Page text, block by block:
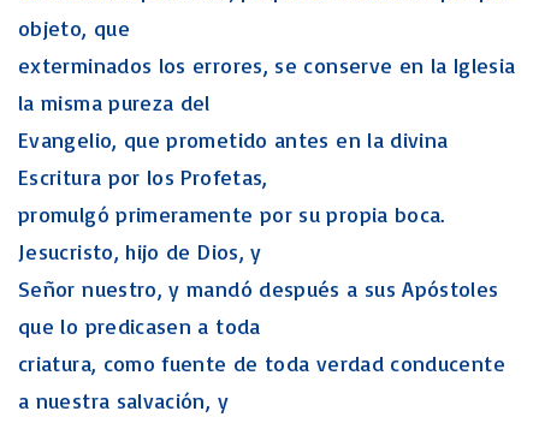
objeto, que
exterminados los errores, se conserve en la Iglesia
la misma pureza del
Evangelio, que prometido antes en la divina
Escritura por los Profetas,
promulgó primeramente por su propia boca.
Jesucristo, hijo de Dios, y
Señor nuestro, y mandó después a sus Apóstoles
que lo predicasen a toda
criatura, como fuente de toda verdad conducente
a nuestra salvación, y